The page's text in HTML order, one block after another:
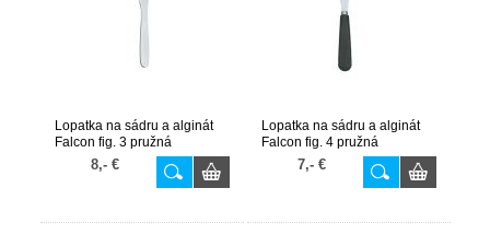
Lopatka na sádru a alginát
Falcon fig. 3 pružná
8,- €
Lopatka na sádru a alginát
Falcon fig. 4 pružná
7,- €